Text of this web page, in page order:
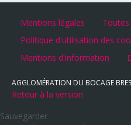
Mentions légales
Toutes
Politique d'utilisation des
Mentions d'information
AGGLOMÉRATION DU BOCAGE
Retour à la version
Sauvegarder